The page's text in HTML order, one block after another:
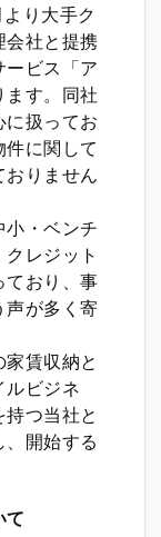
り大手ク
会社と提携
ビス「ア
す。同社
扱ってお
に関して
りません
・ベンチ
レジット
ており、事
が多く寄
賃収納と
ビジネ
つ当社と
開始する
て